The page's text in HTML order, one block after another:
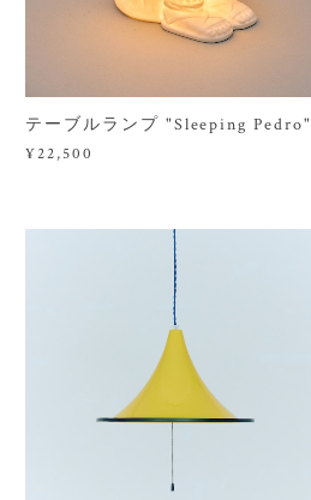
テーブルランプ "Sleeping Pedro"
¥22,500